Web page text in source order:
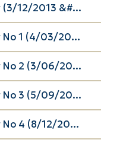
(3/12/2013 &#...
Νο 1 (4/03/20...
Νο 2 (3/06/20...
Νο 3 (5/09/20...
Νο 4 (8/12/20...